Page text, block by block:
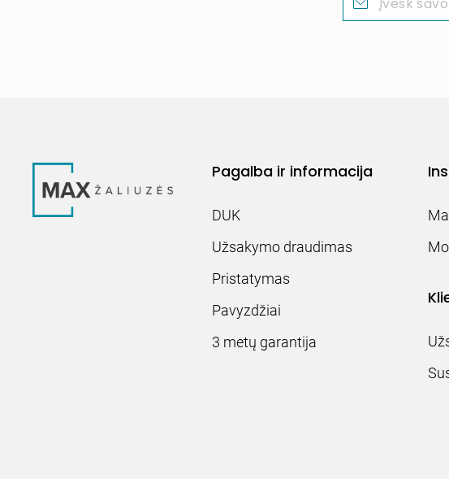
Pagalba ir informacija
DUK
Užsakymo draudimas
Pristatymas
Pavyzdžiai
3 metų garantija